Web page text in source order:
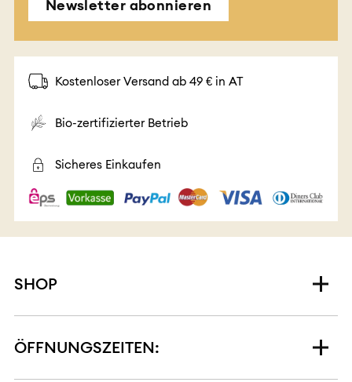
Newsletter abonnieren
Kostenloser Versand ab 49 € in AT
Bio-zertifizierter Betrieb
Sicheres Einkaufen
SHOP
ÖFFNUNGSZEITEN: